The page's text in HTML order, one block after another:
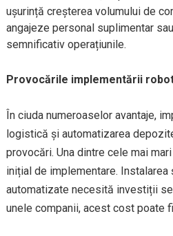
ușurință creșterea volumului de
angajeze personal suplimentar
semnificativ operațiunile.
Provocările implementării
În ciuda numeroaselor avantaje,
logistică și automatizarea
provocări. Una dintre cele mai
inițial de implementare.
automatizate necesită investiții
unele companii, acest cost poate